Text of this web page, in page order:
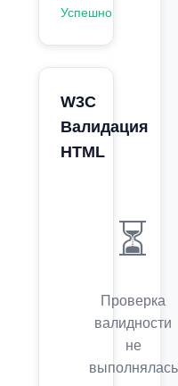
Успешно
W3C
Валидация
HTML
⏳
Проверка
валидности
не
выполнялась